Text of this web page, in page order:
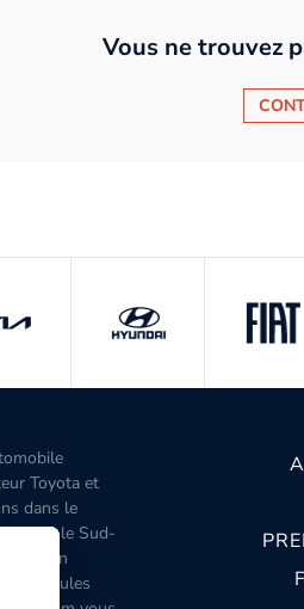
Vous ne trouvez
Toyota et
dans le
l'Est, le Sud-
en
véhicules